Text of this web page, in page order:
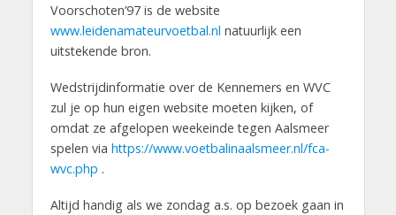
Voorschoten’97 is de website
www.leidenamateurvoetbal.nl natuurlijk een
uitstekende bron.
Wedstrijdinformatie over de Kennemers en WVC
zul je op hun eigen website moeten kijken, of
omdat ze afgelopen weekeinde tegen Aalsmeer
spelen via https://www.voetbalinaalsmeer.nl/fca-
wvc.php .
Altijd handig als we zondag a.s. op bezoek gaan in